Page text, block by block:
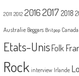
2011 2012 20162017 2018
Australie Beggars Britpop Canada
Etats-UnisFolk
Rock interview Irlande